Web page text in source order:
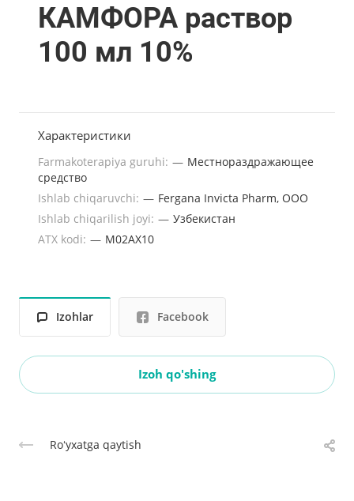
КАМФОРА раствор
100 мл 10%
Характеристики
Farmakoterapiya guruhi: — Местнораздражающее
средство
Ishlab chiqaruvchi: — Fergana Invicta Pharm, ООО
Ishlab chiqarilish joyi: — Узбекистан
ATX kodi: — M02AX10
Izohlar Facebook
Izoh qo'shing
Roʻyxatga qaytish